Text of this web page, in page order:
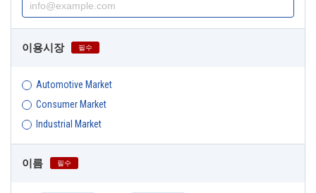
이용시장 필수
Automotive Market
Consumer Market
Industrial Market
이름 필수